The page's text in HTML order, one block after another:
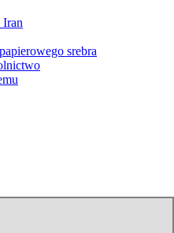
Iran
srebra